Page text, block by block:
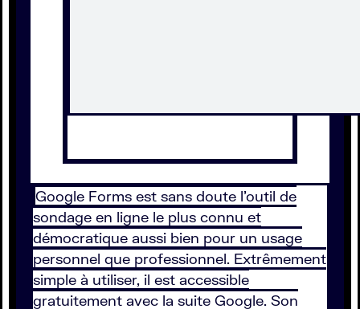
Google Forms est sans doute l’outil de
sondage en ligne le plus connu et
démocratique aussi bien pour un usage
personnel que professionnel. Extrêmement
simple à utiliser, il est accessible
gratuitement avec la suite Google. Son